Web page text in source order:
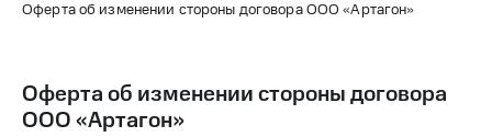
Оферта об изменении стороны договора ООО «Артагон»
Оферта об изменении стороны договора
ООО «Артагон»